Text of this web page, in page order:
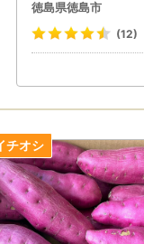
ホ
徳島県徳島市
(12)